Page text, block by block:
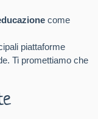
come
piattaforme
Ti promettiamo che